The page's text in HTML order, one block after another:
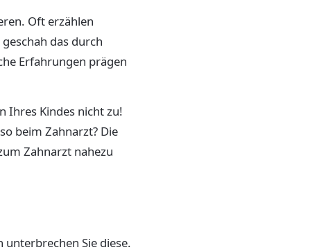
Oft erzählen
das durch
Erfahrungen prägen
Ihres Kindes nicht zu!
beim Zahnarzt? Die
Zahnarzt nahezu
Sie diese.